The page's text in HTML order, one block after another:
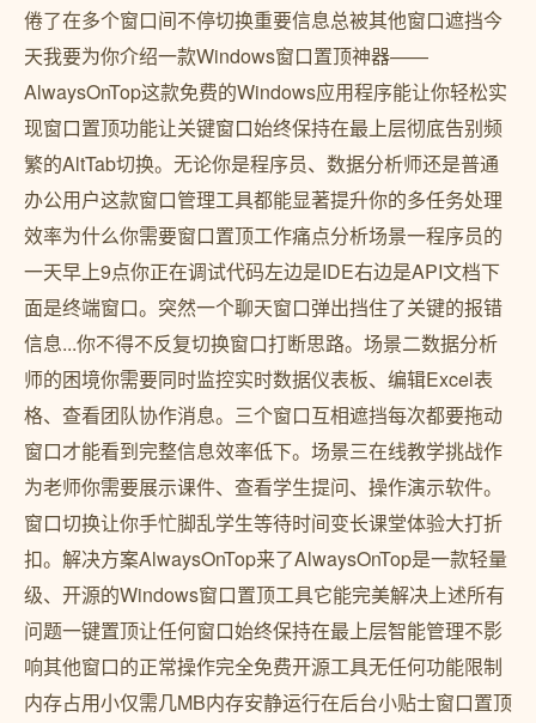
倦了在多个窗口间不停切换重要信息总被其他窗口遮挡今
天我要为你介绍一款Windows窗口置顶神器——
AlwaysOnTop这款免费的Windows应用程序能让你轻松实
现窗口置顶功能让关键窗口始终保持在最上层彻底告别频
繁的AltTab切换。无论你是程序员、数据分析师还是普通
办公用户这款窗口管理工具都能显著提升你的多任务处理
效率为什么你需要窗口置顶工作痛点分析场景一程序员的
一天早上9点你正在调试代码左边是IDE右边是API文档下
面是终端窗口。突然一个聊天窗口弹出挡住了关键的报错
信息...你不得不反复切换窗口打断思路。场景二数据分析
师的困境你需要同时监控实时数据仪表板、编辑Excel表
格、查看团队协作消息。三个窗口互相遮挡每次都要拖动
窗口才能看到完整信息效率低下。场景三在线教学挑战作
为老师你需要展示课件、查看学生提问、操作演示软件。
窗口切换让你手忙脚乱学生等待时间变长课堂体验大打折
扣。解决方案AlwaysOnTop来了AlwaysOnTop是一款轻量
级、开源的Windows窗口置顶工具它能完美解决上述所有
问题一键置顶让任何窗口始终保持在最上层智能管理不影
响其他窗口的正常操作完全免费开源工具无任何功能限制
内存占用小仅需几MB内存安静运行在后台小贴士窗口置顶